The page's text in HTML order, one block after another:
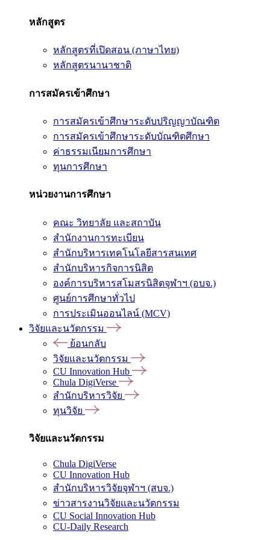
หลักสูตร
หลักสูตรที่เปิดสอน (ภาษาไทย)
หลักสูตรนานาชาติ
การสมัครเข้าศึกษา
การสมัครเข้าศึกษาระดับปริญญาบัณฑิต
การสมัครเข้าศึกษาระดับบัณฑิตศึกษา
ค่าธรรมเนียมการศึกษา
ทุนการศึกษา
หน่วยงานการศึกษา
คณะ วิทยาลัย และสถาบัน
สำนักงานการทะเบียน
สำนักบริหารเทคโนโลยีสารสนเทศ
สำนักบริหารกิจการนิสิต
องค์การบริหารสโมสรนิสิตจุฬาฯ (อบจ.)
ศูนย์การศึกษาทั่วไป
การประเมินออนไลน์ (MCV)
วิจัยและนวัตกรรม
ย้อนกลับ
วิจัยและนวัตกรรม
CU Innovation Hub
Chula DigiVerse
สำนักบริหารวิจัย
ทุนวิจัย
วิจัยและนวัตกรรม
Chula DigiVerse
CU Innovation Hub
สำนักบริหารวิจัยจุฬาฯ (สบจ.)
ข่าวสารงานวิจัยและนวัตกรรม
CU Social Innovation Hub
CU-Daily Research